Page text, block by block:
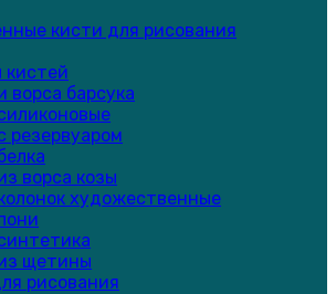
кисти для рисования
кистей
ворса барсука
резервуаром
ворса козы
художественные
щетины
рисования